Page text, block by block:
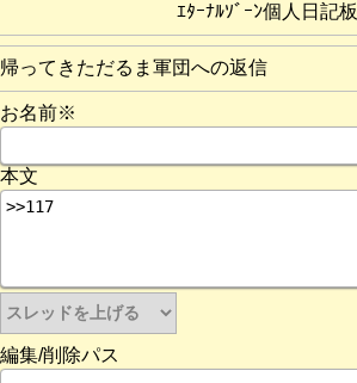
ｴﾀｰﾅﾙｿﾞｰﾝ個人日記板
帰ってきただるま軍団への返信
お名前※
本文
編集/削除パス